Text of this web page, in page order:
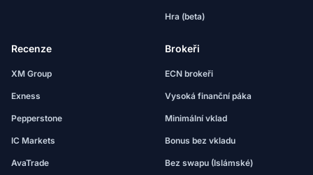
Hra (beta)
Recenze
XM Group
Exness
Pepperstone
IC Markets
AvaTrade
Brokeři
ECN brokeři
Vysoká finanční páka
Minimální vklad
Bonus bez vkladu
Bez swapu (Islámské)